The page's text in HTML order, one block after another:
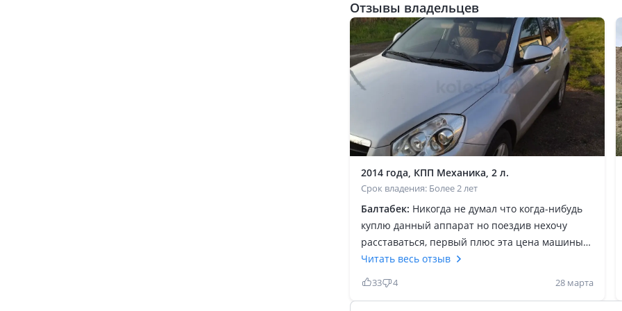
Отзывы владельцев
2014 года, КПП Механика, 2 л.
Срок владения: Более 2 лет
Балтабек: Никогда не думал что когда-нибудь
куплю данный аппарат но поездив нехочу
расставаться, первый плюс эта цена машины
за такие деньги вы не найдете большой очень
лёгкий в управлении и простой в
обслуживании автомобиль, второе на нём
Читать весь отзыв
33 4 28 марта